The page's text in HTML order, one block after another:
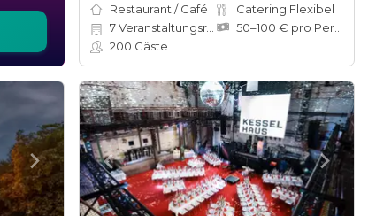
Restaurant / Café
Catering Flexibel
7Veranstaltungsräume
200 Gäste